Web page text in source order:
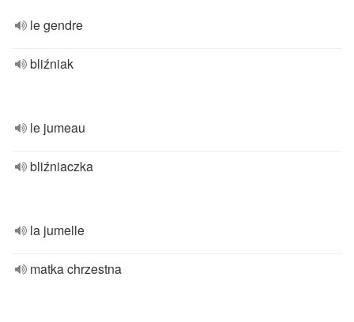
le gendre
bliźniak
le jumeau
bliźniaczka
la jumelle
matka chrzestna